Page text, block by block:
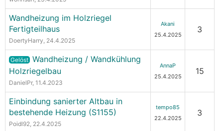
Wandheizung im Holzriegel
Fertigteilhaus
DoertyHarry, 24.4.2025
Akani
25.4.2025
3
Gelöst Wandheizung / Wandkühlung
Holzriegelbau
DanielPr, 11.4.2023
AnnaP
25.4.2025
15
Einbindung sanierter Altbau in
bestehende Heizung (S1155)
Poidl92, 22.4.2025
tempo85
22.4.2025
3